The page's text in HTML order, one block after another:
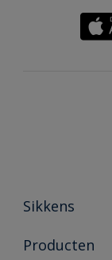
Sikkens
Over Sikkens
Producten